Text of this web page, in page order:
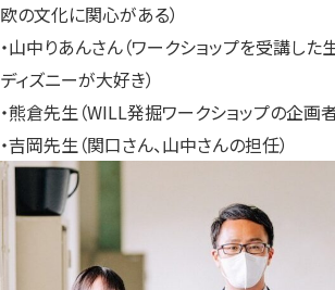
欧の文化に関心がある）
・山中りあんさん（ワークショップを受講した
ディズニーが大好き）
・熊倉先生（WILL発掘ワークショップの企画者
・吉岡先生（関口さん、山中さんの担任）